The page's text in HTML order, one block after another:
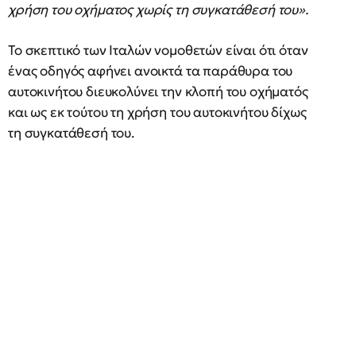
χρήση του οχήματος χωρίς τη συγκατάθεσή του».
Το σκεπτικό των Ιταλών νομοθετών είναι ότι όταν
ένας οδηγός αφήνει ανοικτά τα παράθυρα του
αυτοκινήτου διευκολύνει την κλοπή του οχήματός
και ως εκ τούτου τη χρήση του αυτοκινήτου δίχως
τη συγκατάθεσή του.